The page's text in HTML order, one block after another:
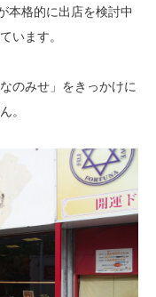
本格的に出店を検討中
います。
のみせ」をきっかけに
。